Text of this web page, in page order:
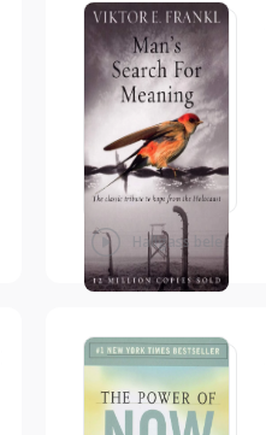
Hallgass bele